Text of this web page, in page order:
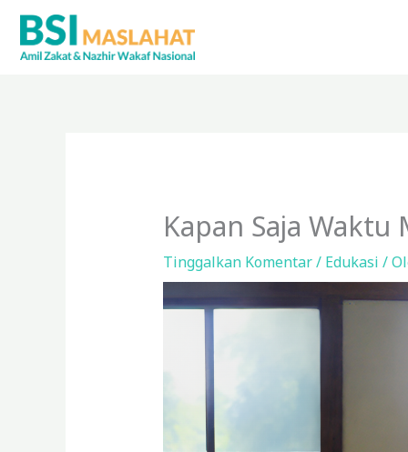
Lewati
konten
Kapan Saja
Tinggalkan Komentar/ Edukasi /